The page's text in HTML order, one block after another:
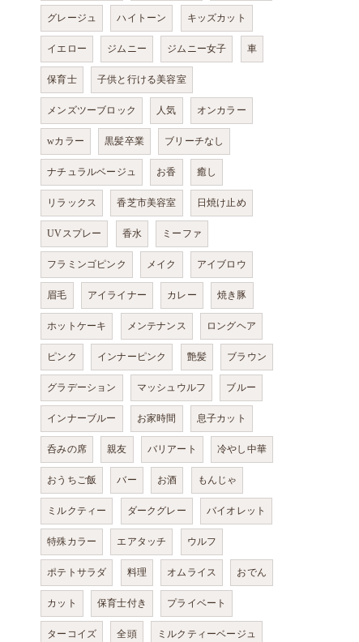
グレージュ ハイトーン キッズカット
イエロー ジムニー ジムニー女子 車
保育士 子供と行ける美容室
メンズツーブロック 人気 オンカラー
wカラー 黒髪卒業 ブリーチなし
ナチュラルベージュ お香 癒し
リラックス 香芝市美容室 日焼け止め
UVスプレー 香水 ミーファ
フラミンゴピンク メイク アイブロウ
眉毛 アイライナー カレー 焼き豚
ホットケーキ メンテナンス ロングヘア
ピンク インナーピンク 艶髪 ブラウン
グラデーション マッシュウルフ ブルー
インナーブルー お家時間 息子カット
呑みの席 親友 バリアート 冷やし中華
おうちご飯 バー お酒 もんじゃ
ミルクティー ダークグレー バイオレット
特殊カラー エアタッチ ウルフ
ポテトサラダ 料理 オムライス おでん
カット 保育士付き プライベート
ターコイズ 全頭 ミルクティーベージュ